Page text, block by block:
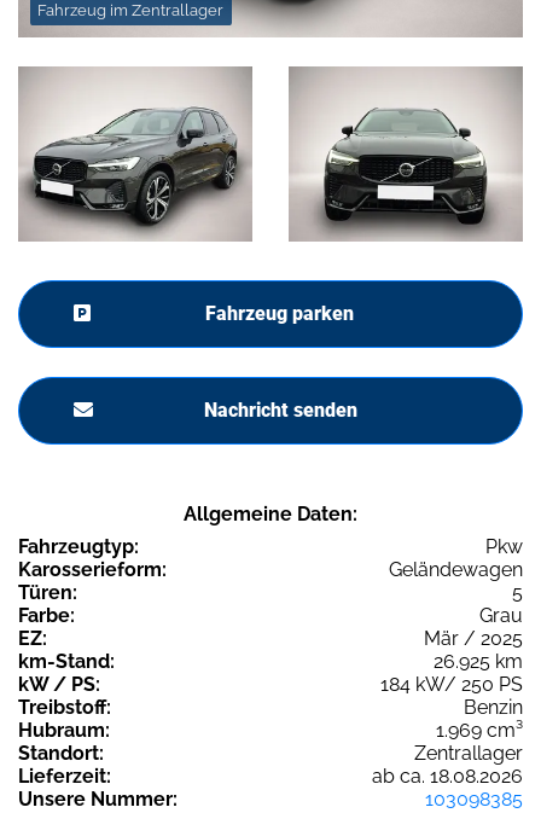
Fahrzeug im Zentrallager
Fahrzeug parken
Nachricht senden
Allgemeine Daten:
Fahrzeugtyp:
Pkw
Karosserieform:
Geländewagen
Türen:
5
Farbe:
Grau
EZ:
Mär / 2025
km-Stand:
26.925 km
kW / PS:
184 kW/ 250 PS
Treibstoff:
Benzin
Hubraum:
1.969 cm³
Standort:
Zentrallager
Lieferzeit:
ab ca. 18.08.2026
Unsere Nummer:
103098385